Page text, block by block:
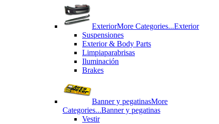
ExteriorMore Categories...Exterior
Suspensiones
Exterior & Body Parts
Limpiaparabrisas
Iluminación
Brakes
Banner y pegatinasMore
Categories...Banner y pegatinas
Vestir